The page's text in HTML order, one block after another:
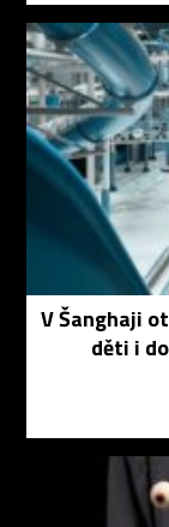
V Šanghaji
děti i